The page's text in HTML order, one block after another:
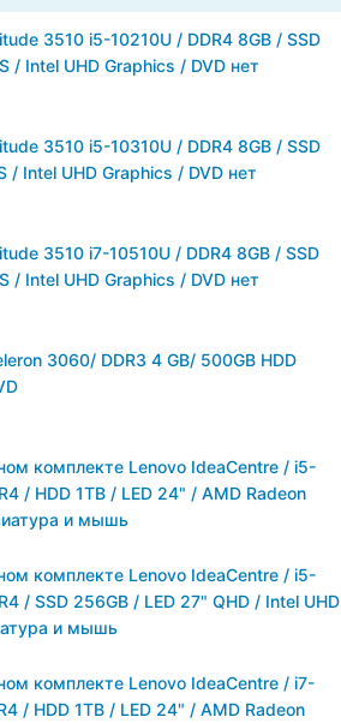
3510 i5-10210U / DDR4 8GB / SSD
/ Intel UHD Graphics / DVD нет
3510 i5-10310U / DDR4 8GB / SSD
/ Intel UHD Graphics / DVD нет
3510 i7-10510U / DDR4 8GB / SSD
/ Intel UHD Graphics / DVD нет
3060/ DDR3 4 GB/ 500GB HDD
комплекте Lenovo IdeaCentre / i5-
/ HDD 1TB / LED 24" / AMD Radeon
и мышь
комплекте Lenovo IdeaCentre / i5-
/ SSD 256GB / LED 27" QHD / Intel UHD
и мышь
комплекте Lenovo IdeaCentre / i7-
/ HDD 1TB / LED 24" / AMD Radeon